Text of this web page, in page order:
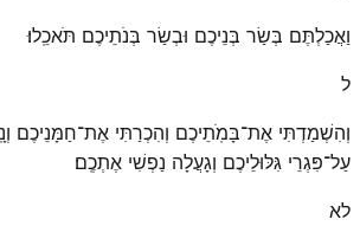
וַאֲכַלְתֶּם בְּשַׂר בְּנֵיכֶם וּבְשַׂר בְּנֹתֵיכֶם תֹּאכֵֽלוּ׃
ל
וְהִשְׁמַדְתִּי אֶת־בָּמֹֽתֵיכֶם וְהִכְרַתִּי אֶת־חַמָּנֵיכֶם
עַל־פִּגְרֵי גִּלּוּלֵיכֶם וְגָעֲלָה נַפְשִׁי אֶתְכֶֽם׃
לא